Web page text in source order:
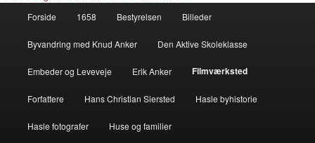
Forside 1658 Bestyrelsen Billeder
Byvandring med Knud Anker Den Aktive Skoleklasse
Embeder og Leveveje Erik Anker Filmværksted
Forfattere Hans Christian Siersted Hasle byhistorie
Hasle fotografer Huse og familier